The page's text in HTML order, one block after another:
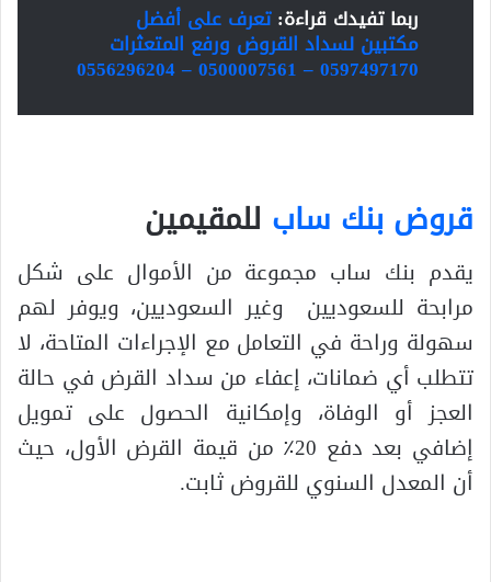
ربما تفيدك قراءة:تعرف على أفضل
مكتبين لسداد القروض ورفع المتعثرات
0597497170 – 0500007561 – 0556296204
قروض بنك ساب للمقيمين
يقدم بنك ساب مجموعة من الأموال على شكل
مرابحة للسعوديين وغير السعوديين، ويوفر لهم
سهولة وراحة في التعامل مع الإجراءات المتاحة، لا
تتطلب أي ضمانات، إعفاء من سداد القرض في حالة
العجز أو الوفاة، وإمكانية الحصول على تمويل
إضافي بعد دفع 20٪ من قيمة القرض الأول، حيث
أن المعدل السنوي للقروض ثابت.